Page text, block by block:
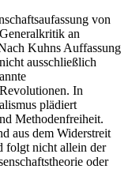
von
an
Kuhns Auffassung
ausschließlich
In
plädiert
Methodenfreiheit.
aus dem Widerstreit
folgt nicht allein der
oder